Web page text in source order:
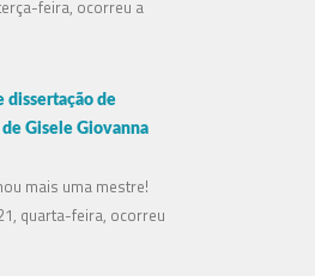
feira, ocorreu a
dissertação de
Gisele Giovanna
mais uma mestre!
quarta-feira, ocorreu